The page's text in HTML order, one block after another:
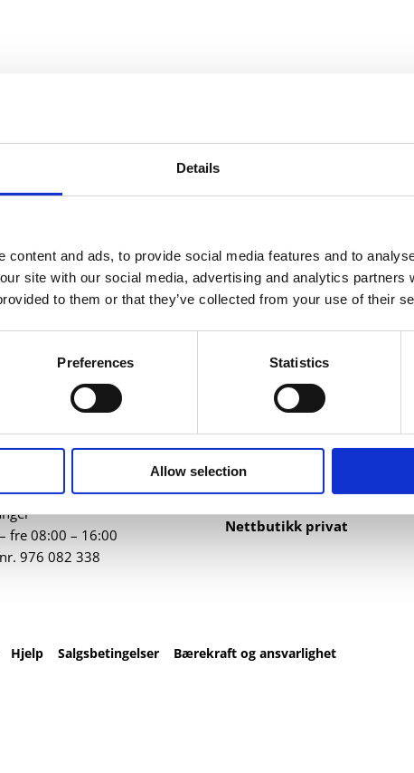
Details
content and ads, to provide social media features and to
site with our social media, advertising and analytics partners
to them or that they’ve collected from your use of their
Preferences Statistics
Allow selection
67 00
21, 4016
fre 08:00 – 16:00
976 082 338
Nettbutikk
Profilartikler
Trykksaker
Nettbutikk privat
HjelpSalgsbetingelser Bærekraft og ansvarlighet